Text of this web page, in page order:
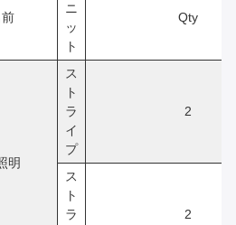
ニ
ッ
ト
Qty
明
ス
ト
ラ
イ
プ
2
ス
ト
ラ
2